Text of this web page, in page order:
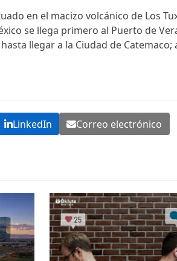
en el macizo volcánico de Los
se llega primero al Puerto de
llegar a la Ciudad de
LinkedIn Correo electrónico